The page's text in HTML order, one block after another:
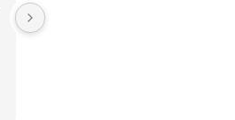
Schnell ein Termin bekommen ,